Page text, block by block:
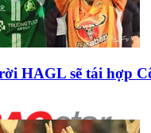
HAGL sẽ tái hợp